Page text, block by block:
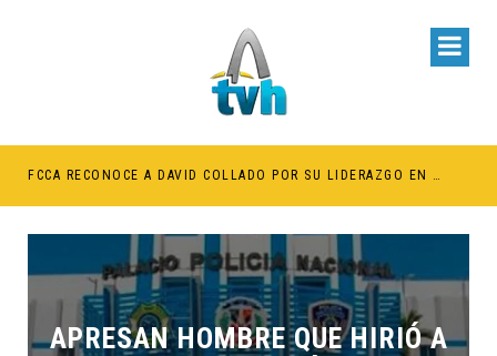
FCCA RECONOCE A DAVID COLLADO POR SU LIDERAZGO EN EL CRECIMIENTO DE LA INDUSTRIA DE CRUCEROS EN RD
APRESAN HOMBRE QUE HIRIÓ A